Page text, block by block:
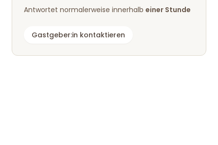
Antwortet normalerweise innerhalb einer Stunde
Gastgeber:in kontaktieren